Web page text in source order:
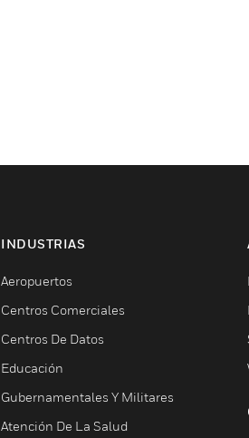
INDUSTRIAS
Aeropuertos
Centros Comerciales
Centros De Datos
Educación
Gubernamentales Y Militares
Atención De La Salud